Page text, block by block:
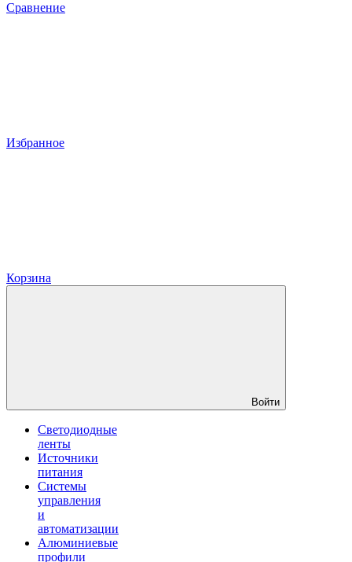
Сравнение
Избранное
Корзина
Войти
Светодиодные
ленты
Источники
питания
Системы
управления
и
автоматизации
Алюминиевые
профили